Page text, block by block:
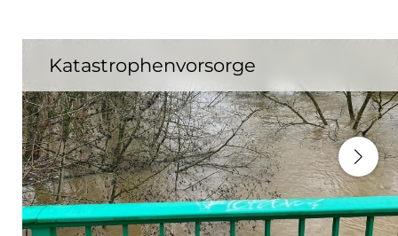
Katastrophenvorsorge